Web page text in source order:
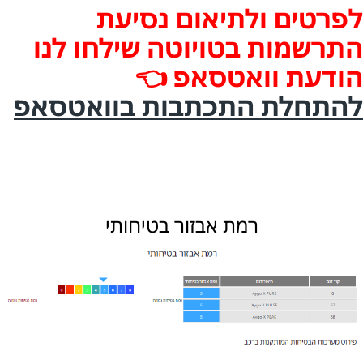
לפרטים ולתיאום נסיעת
התרשמות בטויוטה שילחו לנו
הודעת וואטסאפ 👈
להתחלת התכתבות בוואטסאפ
רמת אבזור בטיחותי